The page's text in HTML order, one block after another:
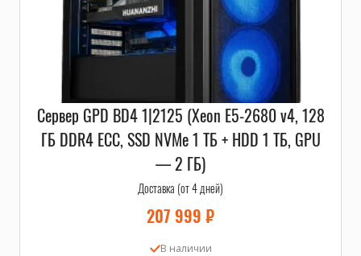
Сервер GPD BD4 1|2125 (Xeon E5-2680 v4, 128
ГБ DDR4 ECC, SSD NVMe 1 ТБ + HDD 1 ТБ, GPU
— 2 ГБ)
Доставка (от 4 дней)
207 999 ₽
В наличии